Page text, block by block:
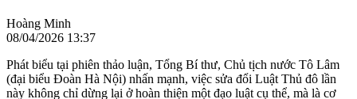
Hoàng Minh
08/04/2026 13:37
Phát biểu tại phiên thảo luận, Tổng Bí thư, Chủ tịch nước Tô Lâm
(đại biểu Đoàn Hà Nội) nhấn mạnh, việc sửa đổi Luật Thủ đô lần
này không chỉ dừng lại ở hoàn thiện một đạo luật cụ thể, mà là cơ